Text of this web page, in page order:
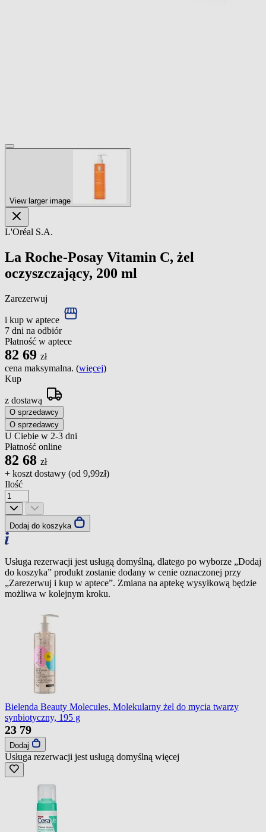
View larger image
L'Oréal S.A.
La Roche-Posay Vitamin C, żel
oczyszczający, 200 ml
Zarezerwuj
i kup w aptece
7 dni na odbiór
Płatność w aptece
82 69 zł
cena maksymalna. (więcej)
Kup
z dostawą
O sprzedawcy
O sprzedawcy
U Ciebie w 2-3 dni
Płatność online
82 68 zł
+ koszt dostawy (od 9,99zł)
Ilość
Dodaj do koszyka
Usługa rezerwacji jest usługą domyślną, dlatego po wyborze „Dodaj
do koszyka” produkt zostanie dodany w cenie oznaczonej przy
„Zarezerwuj i kup w aptece”. Zmiana na aptekę wysyłkową będzie
możliwa w kolejnym kroku.
Bielenda Beauty Molecules, Molekularny żel do mycia twarzy
synbiotyczny, 195 g
23 79
Dodaj
Usługa rezerwacji jest usługą domyślną więcej